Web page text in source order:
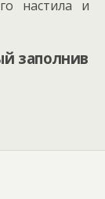
настила и
заполнив